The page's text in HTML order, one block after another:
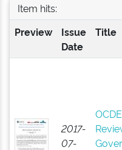
Item hits:
Preview
Issue
Date
Title
2017-
07-